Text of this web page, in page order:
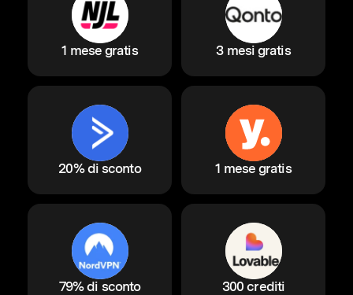
1 mese gratis 3 mesi gratis
20% di sconto 1 mese gratis
79% di sconto 300 crediti